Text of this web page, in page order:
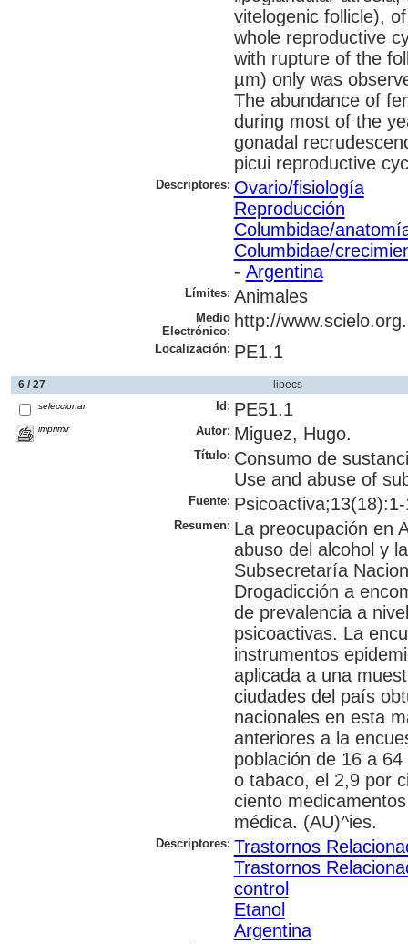
vitelogenic follicle),
whole reproductive
with rupture of the
µm) only was
The abundance of
during most of the
gonadal
picui reproductive
Descriptores: Ovario/fisiología
Reproducción
Columbidae/
Columbidae/
- Argentina
Límites: Animales
Medio
Electrónico:
http://
Localización: PE1.1
6 / 27 lipecs
seleccionar
imprimir
Id: PE51.1
Autor: Miguez, Hugo.
Título: Consumo de
Use and abuse of
Fuente:
Resumen: La preocupación en
abuso del alcohol y
Subsecretaría
Drogadicción a
de prevalencia a
psicoactivas. La
instrumentos
aplicada a una
ciudades del país
nacionales en esta
anteriores a la
población de 16 a
o tabaco, el 2,9 por
ciento
médica. (AU)^ies.
Descriptores: Trastornos
Trastornos
control
Etanol
Argentina